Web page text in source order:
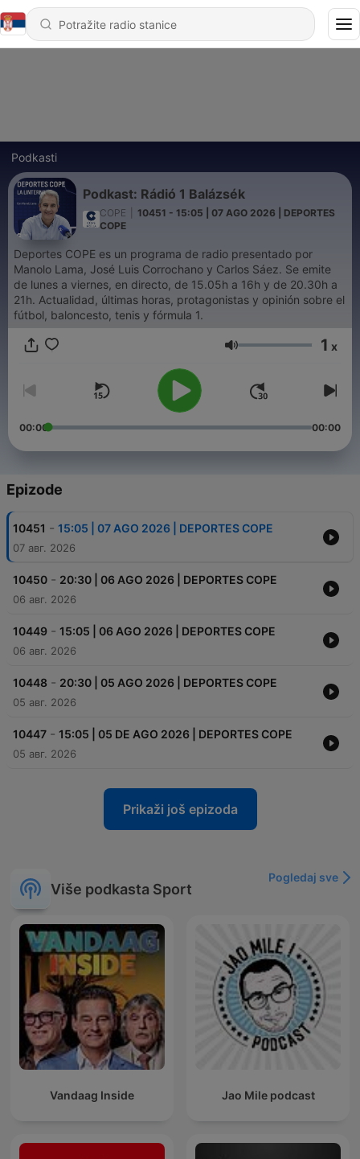
Podkasti
Podkast: Rádió 1 Balázsék
COPE
10451 - 15:05 | 07 AGO 2026 | DEPORTES
COPE
Deportes COPE es un programa de radio presentado por
Manolo Lama, José Luis Corrochano y Carlos Sáez. Se emite
de lunes a viernes, en directo, de 15.05h a 16h y de 20.30h a
21h. Actualidad, últimas horas, protagonistas y opinión sobre el
fútbol, baloncesto, tenis y fórmula 1.
Jačina zvuka 1 x
00:00 00:00
Epizode
10451 - 15:05 | 07 AGO 2026 | DEPORTES COPE
07 авг. 2026
10450 - 20:30 | 06 AGO 2026 | DEPORTES COPE
06 авг. 2026
10449 - 15:05 | 06 AGO 2026 | DEPORTES COPE
06 авг. 2026
10448 - 20:30 | 05 AGO 2026 | DEPORTES COPE
05 авг. 2026
10447 - 15:05 | 05 DE AGO 2026 | DEPORTES COPE
05 авг. 2026
Prikaži još epizoda
Više podkasta Sport
Pogledaj sve
Vandaag Inside Jao Mile podcast